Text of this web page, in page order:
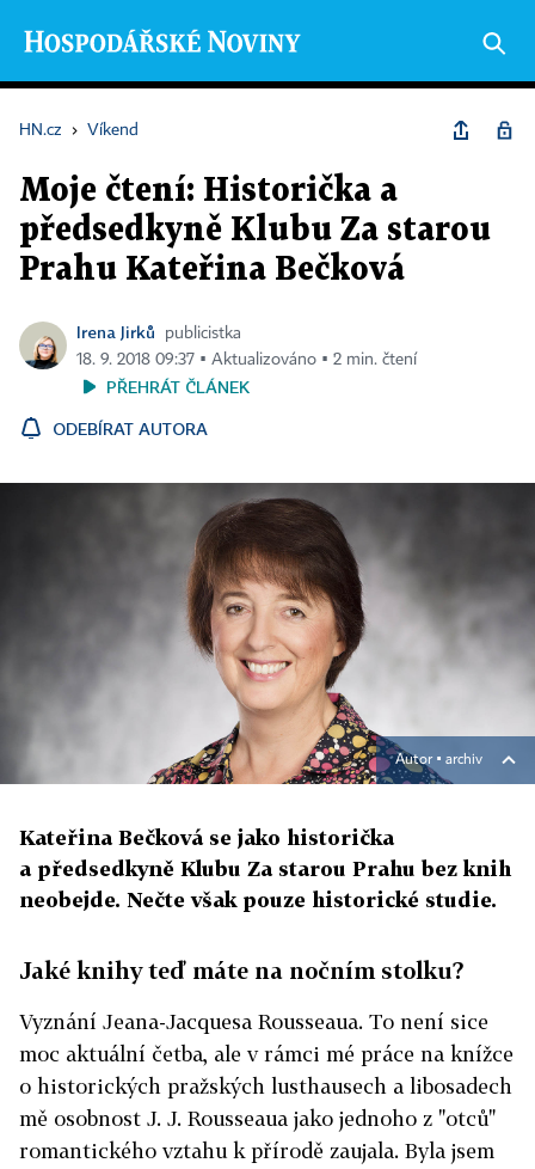
HN.cz › Víkend
Moje čtení: Historička a
předsedkyně Klubu Za starou
Prahu Kateřina Bečková
Irena Jirků
publicistka
18. 9. 2018 09:37 ▪ Aktualizováno ▪ 2 min. čtení
PŘEHRÁT ČLÁNEK
ODEBÍRAT AUTORA
Autor ▪ archiv
Kateřina Bečková se jako historička
a předsedkyně Klubu Za starou Prahu bez knih
neobejde. Nečte však pouze historické studie.
Jaké knihy teď máte na nočním stolku?
Vyznání Jeana-Jacquesa Rousseaua. To není sice
moc aktuální četba, ale v rámci mé práce na knížce
o historických pražských lusthausech a libosadech
mě osobnost J. J. Rousseaua jako jednoho z "otců"
romantického vztahu k přírodě zaujala. Byla jsem